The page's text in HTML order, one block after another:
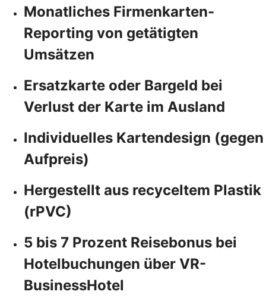
Monatliches Firmenkarten-
Reporting von getätigten
Umsätzen
Ersatzkarte oder Bargeld bei
Verlust der Karte im Ausland
Individuelles Kartendesign (gegen
Aufpreis)
Hergestellt aus recyceltem Plastik
(rPVC)
5 bis 7 Prozent Reisebonus bei
Hotelbuchungen über VR-
BusinessHotel